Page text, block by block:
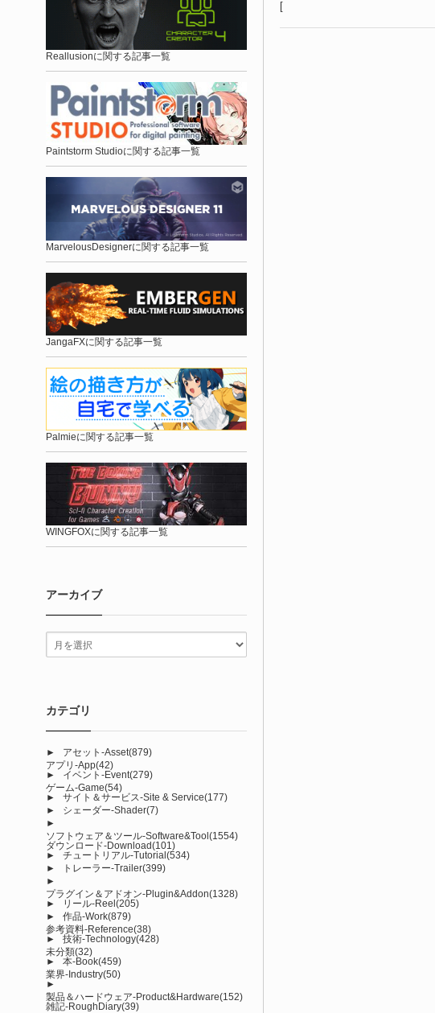
[
Reallusionに関する記事一覧
Paintstorm Studioに関する記事一覧
MarvelousDesignerに関する記事一覧
JangaFXに関する記事一覧
Palmieに関する記事一覧
WINGFOXに関する記事一覧
アーカイブ
カテゴリ
► アセット-Asset(879)
アプリ-App(42)
►
イベント-Event(279)
ゲーム-Game(54)
►
サイト＆サービス-Site & Service(177)
►
シェーダー-Shader(7)
►
ソフトウェア＆ツール-Software&Tool(1554)
ダウンロード-Download(101)
►
チュートリアル-Tutorial(534)
►
トレーラー-Trailer(399)
►
プラグイン＆アドオン-Plugin&Addon(1328)
►
リール-Reel(205)
►
作品-Work(879)
参考資料-Reference(38)
►
技術-Technology(428)
未分類(32)
►
本-Book(459)
業界-Industry(50)
►
製品＆ハードウェア-Product&Hardware(152)
雑記-RoughDiary(39)